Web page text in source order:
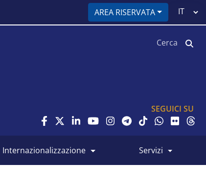
AREA RISERVATA
Select
SEGUICI SU
internazionalizzazione servizi